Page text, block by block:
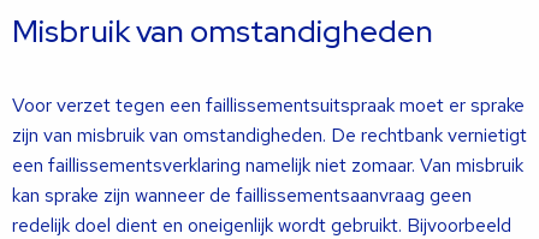
Misbruik van omstandigheden
Voor verzet tegen een faillissementsuitspraak moet er sprake
zijn van misbruik van omstandigheden. De rechtbank vernietigt
een faillissementsverklaring namelijk niet zomaar. Van misbruik
kan sprake zijn wanneer de faillissementsaanvraag geen
redelijk doel dient en oneigenlijk wordt gebruikt. Bijvoorbeeld